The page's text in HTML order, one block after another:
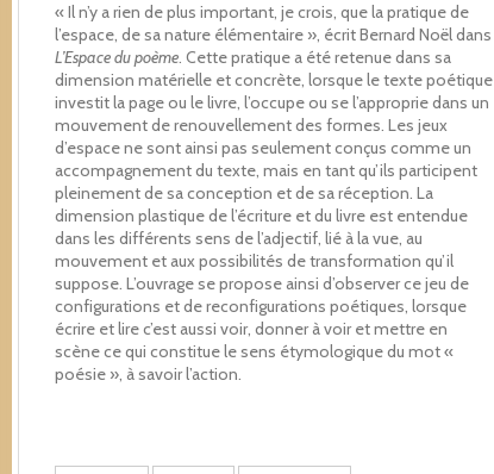
« Il n’y a rien de plus important, je crois, que la pratique de
l’espace, de sa nature élémentaire », écrit Bernard Noël dans
L’Espace du poème. Cette pratique a été retenue dans sa
dimension matérielle et concrète, lorsque le texte poétique
investit la page ou le livre, l’occupe ou se l’approprie dans un
mouvement de renouvellement des formes. Les jeux
d’espace ne sont ainsi pas seulement conçus comme un
accompagnement du texte, mais en tant qu’ils participent
pleinement de sa conception et de sa réception. La
dimension plastique de l’écriture et du livre est entendue
dans les différents sens de l’adjectif, lié à la vue, au
mouvement et aux possibilités de transformation qu’il
suppose. L’ouvrage se propose ainsi d’observer ce jeu de
configurations et de reconfigurations poétiques, lorsque
écrire et lire c’est aussi voir, donner à voir et mettre en
scène ce qui constitue le sens étymologique du mot «
poésie », à savoir l’action.